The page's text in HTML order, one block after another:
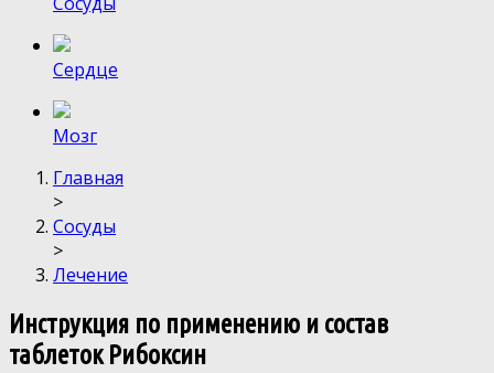
Сердце
Мозг
Главная
>
Сосуды
>
Лечение
Инструкция по применению и состав
таблеток Рибоксин